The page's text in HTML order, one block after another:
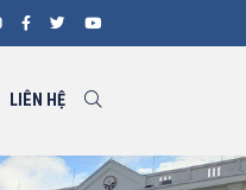
đối với từng ngành đào
LIÊN HỆ